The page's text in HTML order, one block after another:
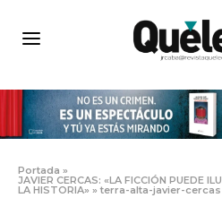
Portada »
JAVIER CERCAS: «LA FICCIÓN PUEDE
LA HISTORIA» »terra-alta-javier-cercas